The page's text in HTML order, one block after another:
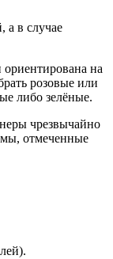
а в случае
ориентирована на
розовые или
либо зелёные.
чрезвычайно
отмеченные